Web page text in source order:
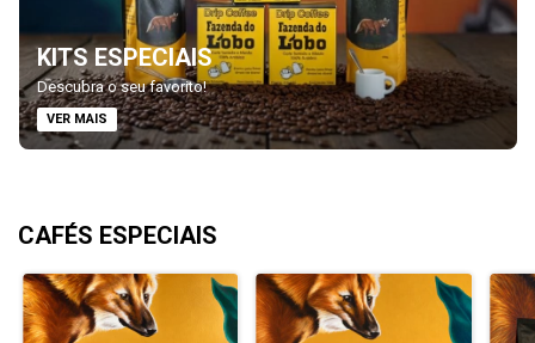
KITS ESPECIAIS
Descubra o seu favorito!
VER MAIS
CAFÉS ESPECIAIS